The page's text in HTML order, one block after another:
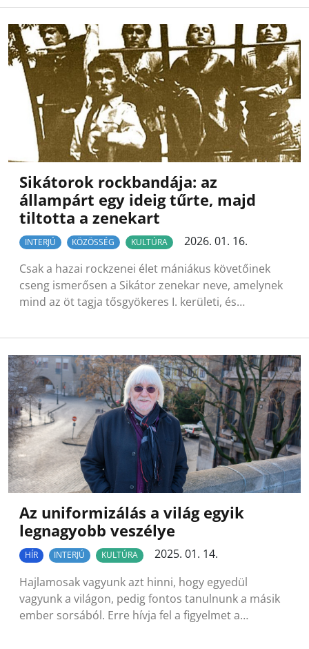
Sikátorok rockbandája: az
állampárt egy ideig tűrte, majd
tiltotta a zenekart
INTERJÚ KÖZÖSSÉG KULTÚRA
2026. 01. 16.
Csak a hazai rockzenei élet mániákus követőinek
cseng ismerősen a Sikátor zenekar neve, amelynek
mind az öt tagja tősgyökeres I. kerületi, és…
Az uniformizálás a világ egyik
legnagyobb veszélye
HÍR INTERJÚ KULTÚRA
2025. 01. 14.
Hajlamosak vagyunk azt hinni, hogy egyedül
vagyunk a világon, pedig fontos tanulnunk a másik
ember sorsából. Erre hívja fel a figyelmet a…